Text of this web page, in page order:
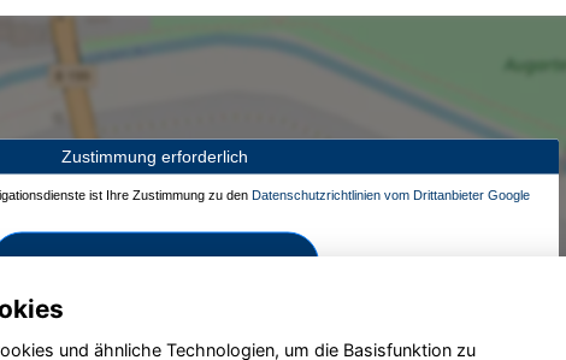
Zustimmung erforderlich
ist Ihre Zustimmung zu den Datenschutzrichtlinien vom Drittanbieter Google
Zustimmen und aktivieren
und ähnliche Technologien, um die Basisfunktion zu